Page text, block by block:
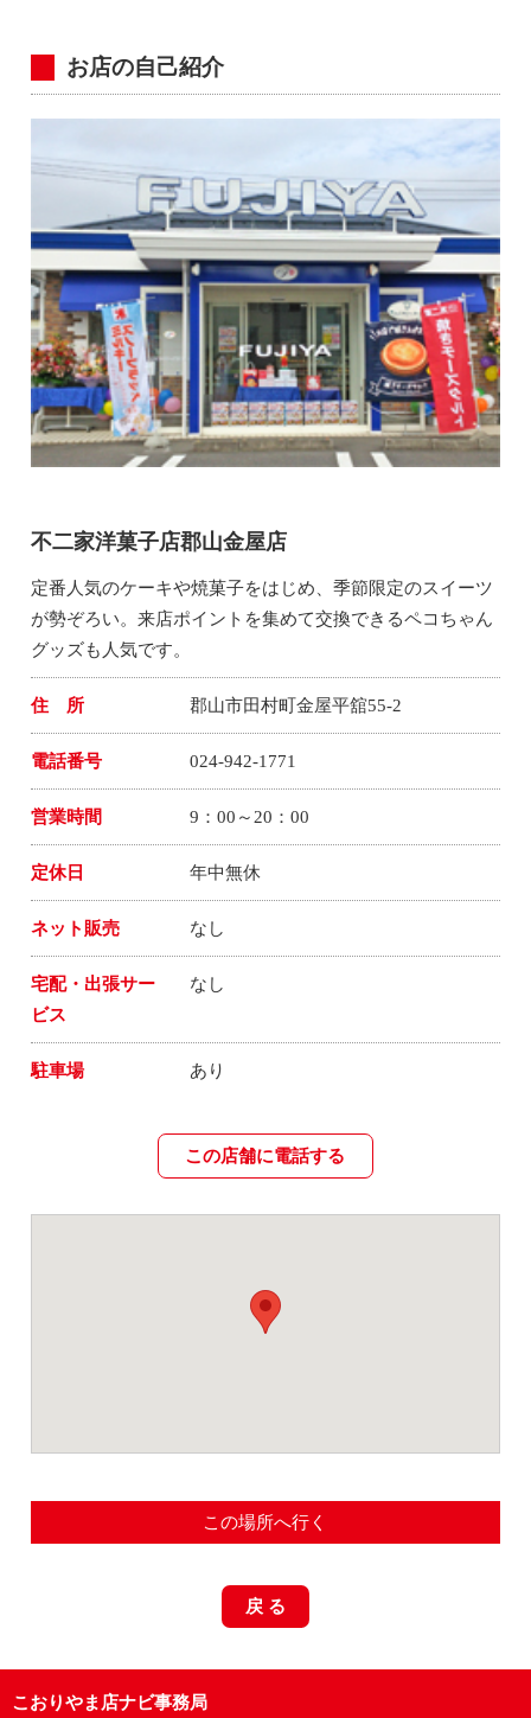
お店の自己紹介
不二家洋菓子店郡山金屋店
定番人気のケーキや焼菓子をはじめ、季節限定のスイーツ
が勢ぞろい。来店ポイントを集めて交換できるペコちゃん
グッズも人気です。
住 所 郡山市田村町金屋平舘55-2
電話番号 024-942-1771
営業時間 9：00～20：00
定休日 年中無休
ネット販売 なし
宅配・出張サー
ビス
なし
駐車場 あり
この店舗に電話する
この場所へ行く
戻 る
こおりやま店ナビ事務局